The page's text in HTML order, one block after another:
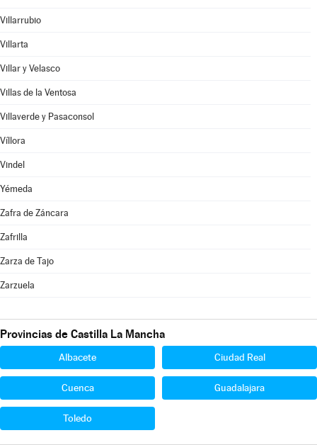
Villarrubio
Villarta
Villar y Velasco
Villas de la Ventosa
Villaverde y Pasaconsol
Víllora
Vindel
Yémeda
Zafra de Záncara
Zafrilla
Zarza de Tajo
Zarzuela
Provincias de Castilla La Mancha
Albacete Ciudad Real
Cuenca Guadalajara
Toledo